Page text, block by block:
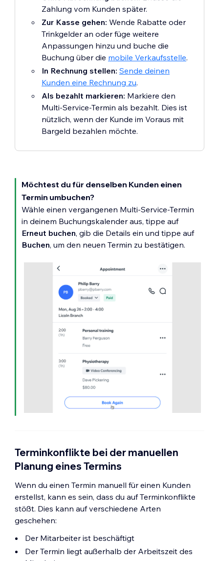
Zahlung vom Kunden später.
Zur Kasse gehen: Wende Rabatte oder
Trinkgelder an oder füge weitere
Anpassungen hinzu und buche die
Buchung über die mobile Verkaufsstelle.
In Rechnung stellen: Sende deinen
Kunden eine Rechnung zu.
Als bezahlt markieren: Markiere den
Multi-Service-Termin als bezahlt. Dies ist
nützlich, wenn der Kunde im Voraus mit
Bargeld bezahlen möchte.
Möchtest du für denselben Kunden einen
Termin umbuchen?
Wähle einen vergangenen Multi-Service-Termin
in deinem Buchungskalender aus, tippe auf
Erneut buchen, gib die Details ein und tippe auf
Buchen, um den neuen Termin zu bestätigen.
Terminkonflikte bei der manuellen
Planung eines Termins
Wenn du einen Termin manuell für einen Kunden
erstellst, kann es sein, dass du auf Terminkonflikte
stößt. Dies kann auf verschiedene Arten
geschehen:
Der Mitarbeiter ist beschäftigt
Der Termin liegt außerhalb der Arbeitszeit des